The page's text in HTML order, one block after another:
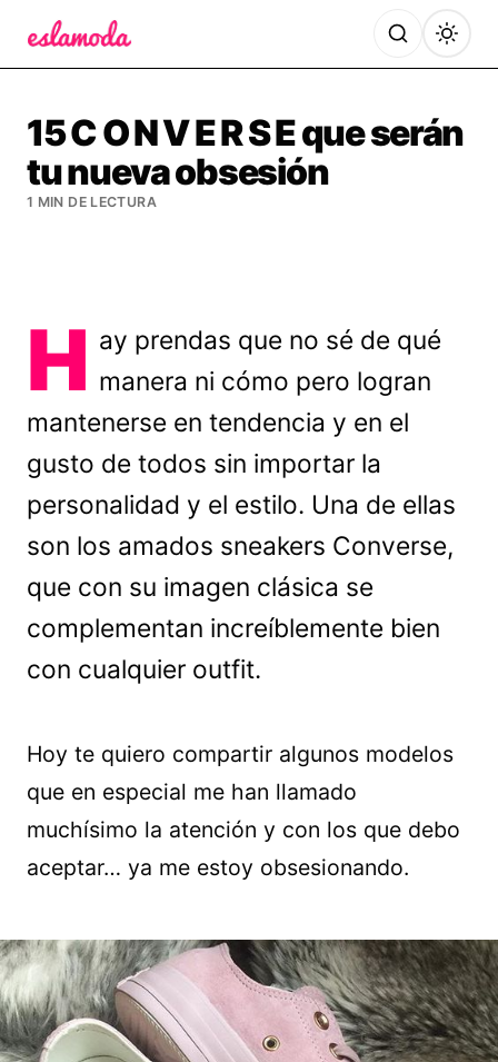
15 C O N V E R S E que serán
tu nueva obsesión
1 MIN DE LECTURA
H ay prendas que no sé de qué
manera ni cómo pero logran
mantenerse en tendencia y en el
gusto de todos sin importar la
personalidad y el estilo. Una de ellas
son los amados sneakers Converse,
que con su imagen clásica se
complementan increíblemente bien
con cualquier outfit.
Hoy te quiero compartir algunos modelos
que en especial me han llamado
muchísimo la atención y con los que debo
aceptar… ya me estoy obsesionando.